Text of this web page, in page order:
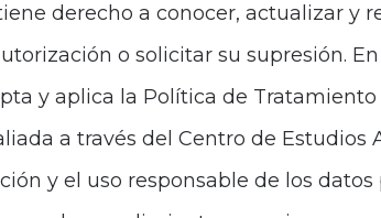
derecho a conocer, actualizar y
o solicitar su supresión.
y aplica la Política de Tratamiento
a través del Centro de Estudios
y el uso responsable de los datos